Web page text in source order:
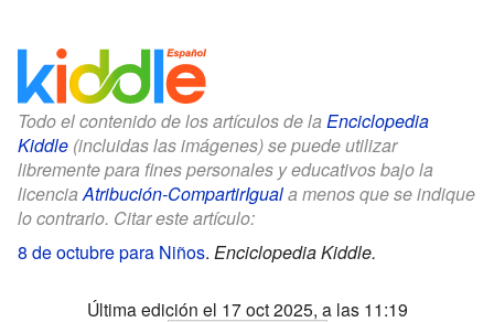
Todo el contenido de los artículos de la Enciclopedia
Kiddle (incluidas las imágenes) se puede utilizar
libremente para fines personales y educativos bajo la
licencia Atribución-CompartirIguala menos que se indique
lo contrario. Citar este artículo:
8 de octubre para Niños. Enciclopedia Kiddle.
Última edición el 17 oct 2025, a las 11:19